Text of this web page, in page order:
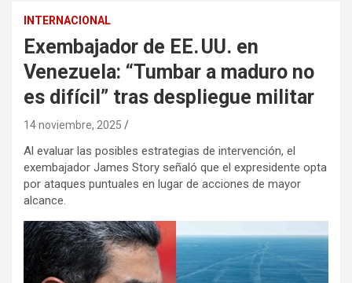
INTERNACIONAL
Exembajador de EE. UU. en
Venezuela: “Tumbar a maduro no
es difícil” tras despliegue militar
14 noviembre, 2025
Al evaluar las posibles estrategias de intervención, el
exembajador James Story señaló que el expresidente opta
por ataques puntuales en lugar de acciones de mayor
alcance.